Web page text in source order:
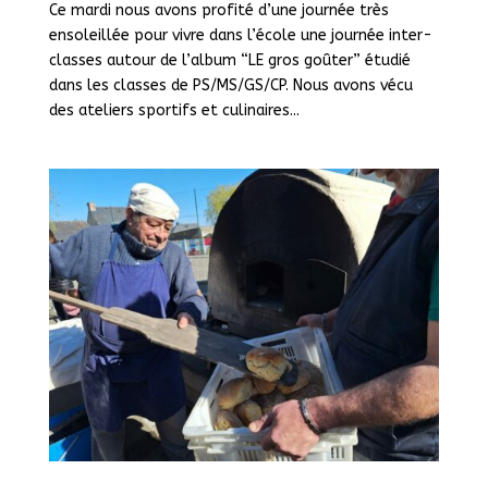
Ce mardi nous avons profité d’une journée très
ensoleillée pour vivre dans l’école une journée inter-
classes autour de l’album “LE gros goûter” étudié
dans les classes de PS/MS/GS/CP. Nous avons vécu
des ateliers sportifs et culinaires...